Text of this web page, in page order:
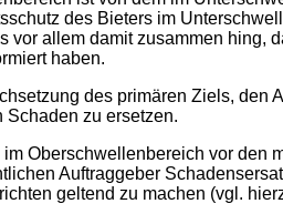
des Bieters im
vor allem damit zusammen hing,
haben.
des primären Ziels, den
Schaden zu ersetzen.
Oberschwellenbereich vor den
Auftraggeber
geltend zu machen (vgl.